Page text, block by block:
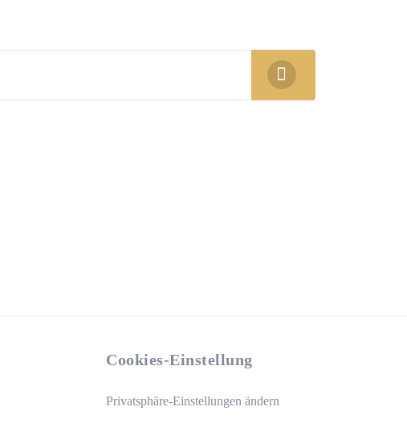
Cookies-Einstellung
Privatsphäre-Einstellungen ändern